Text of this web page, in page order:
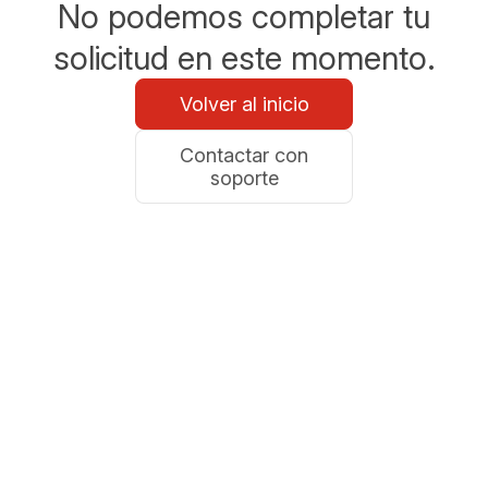
No podemos completar tu
solicitud en este momento.
Volver al inicio
Contactar con
soporte